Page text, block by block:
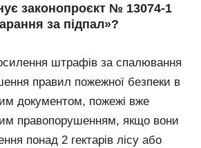
законопроєкт № 13074-1
за підпал»?
штрафів за спалювання
правил пожежної безпеки в
документом, пожежі вже
правопорушенням, якщо вони
понад 2 гектарів лісу або